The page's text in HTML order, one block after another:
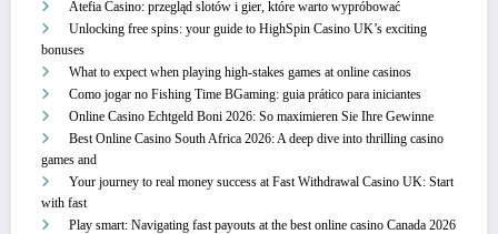
Atefia Casino: przegląd slotów i gier, które warto wypróbować
Unlocking free spins: your guide to HighSpin Casino UK’s exciting
bonuses
What to expect when playing high-stakes games at online casinos
Como jogar no Fishing Time BGaming: guia prático para iniciantes
Online Casino Echtgeld Boni 2026: So maximieren Sie Ihre Gewinne
Best Online Casino South Africa 2026: A deep dive into thrilling casino
games and
Your journey to real money success at Fast Withdrawal Casino UK: Start
with fast
Play smart: Navigating fast payouts at the best online casino Canada 2026